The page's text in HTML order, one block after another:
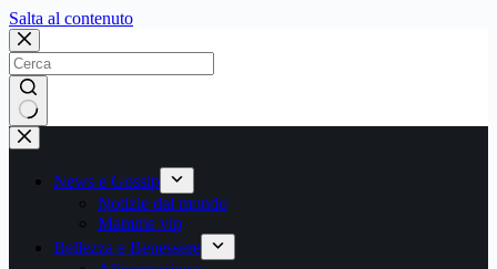
Salta al contenutoSalta
contenuto
Nessun
risultato
News e Gossip
Notizie dal mondo
Mamme vip
Bellezza e Benessere